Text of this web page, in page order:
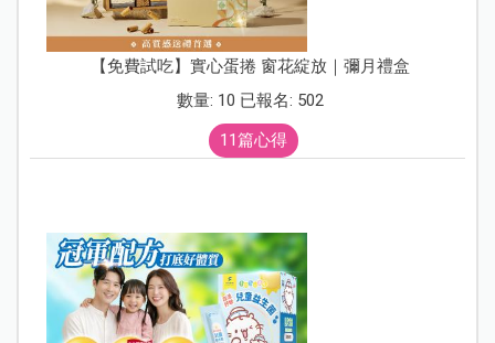
【免費試吃】實心蛋捲 窗花綻放｜彌月禮盒
數量: 10 已報名: 502
11篇心得